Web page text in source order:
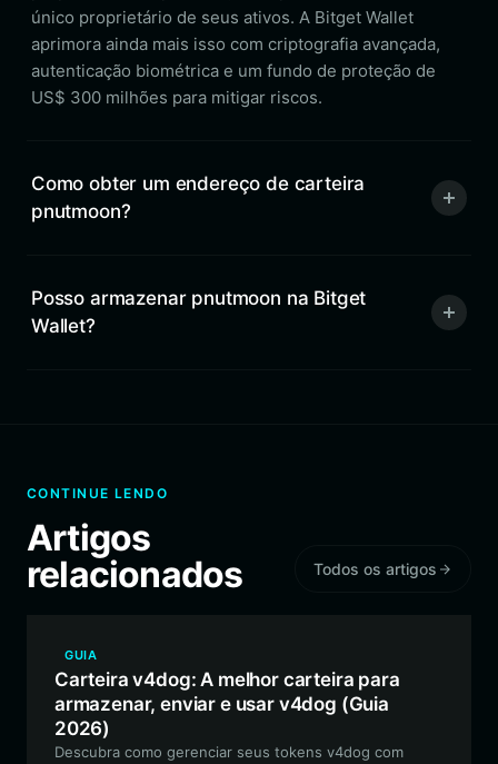
único proprietário de seus ativos. A Bitget Wallet
aprimora ainda mais isso com criptografia avançada,
autenticação biométrica e um fundo de proteção de
US$ 300 milhões para mitigar riscos.
Como obter um endereço de carteira
pnutmoon?
Posso armazenar pnutmoon na Bitget
Wallet?
CONTINUE LENDO
Artigos
relacionados
Todos os artigos
GUIA
Carteira v4dog: A melhor carteira para
armazenar, enviar e usar v4dog (Guia
2026)
Descubra como gerenciar seus tokens v4dog com